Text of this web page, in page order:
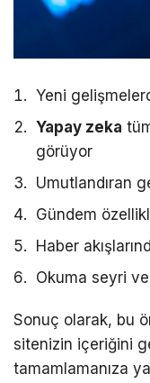
Yeni
Yapay zeka
görüyor
Umutlandıran
Gündem
Haber
Okuma seyri
Sonuç olarak, bu
sitenizin içeriğini
tamamlamanıza